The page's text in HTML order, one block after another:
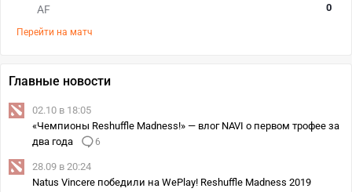
AF
0
Перейти на матч
Главные новости
02.10 в 18:05
«Чемпионы Reshuffle Madness!» — влог NAVI о первом трофее за
два года
6
28.09 в 20:24
Natus Vincere победили на WePlay! Reshuffle Madness 2019